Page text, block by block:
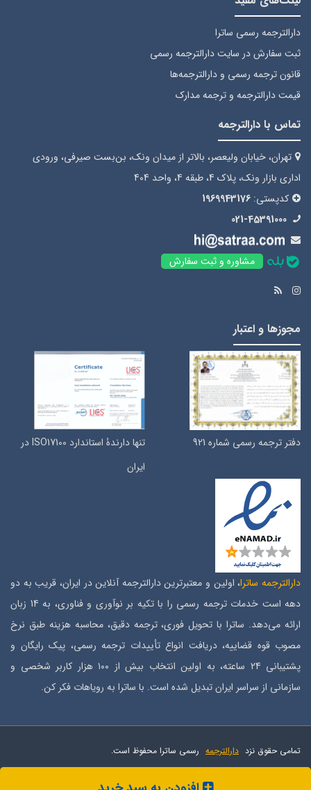
دارالترجمه رسمی ساترا
ثبت سفارشدر سایت دارالترجمه رسمی
قانون ترجمه رسمی و دارالترجمه‌ها
قیمت دارالترجمه و ترجمه مدارک
تماس با دارالترجمه
تهران، خیابان ولیعصر، بالاتر از میدان ونک، بن‌بست صیرفی، ورودی
اداری بازار ونک، پلاک 4، طبقه 4، واحد 404
کدپستی: 1969943176
021-45391000
مشاوره و ثبت سفارش
مجوزها و اعتبار
دفتر ترجمه رسمی شماره 921
تنها دارندۀ استاندارد ISO17100 در
ایران
دارالترجمه ساترا، اولین و معتبرترین دارالترجمه آنلاین در ایران، قریب به دو
دهه است خدمات ترجمه رسمی را با تکیه بر نوآوری و فناوری، به 14 زبان
ارائه می‌دهد. ساترا با تحویل فوری، ترجمه دقیق، محاسبه هزینه طبق نرخ
مصوب قوه قضاییه، دریافت انواع تأییدات ترجمه رسمی، پیک رایگان و
پشتیبانی 24 ساعته، به اولین انتخاب بیش از ۱۰۰ هزار کاربر شخصی و
سازمانی از سراسر ایران تبدیل شده است. با ساترا به رویاهات فکر کن.
تمامی حقوق نزد دارالترجمه رسمی ساترا محفوظ است.